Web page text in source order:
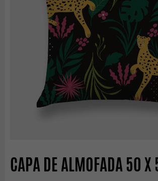
CAPA DE ALMOFADA 50